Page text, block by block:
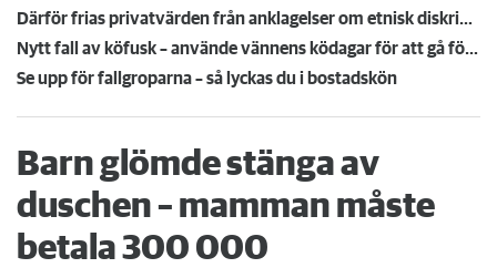
Därför frias privatvärden från anklagelser om etnisk diskriminering
Nytt fall av köfusk – använde vännens ködagar för att gå före i bostadskön
Se upp för fallgroparna – så lyckas du i bostadskön
Barn glömde stänga av
duschen – mamman måste
betala 300 000